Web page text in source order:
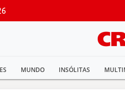
MUNDO INSÓLITAS